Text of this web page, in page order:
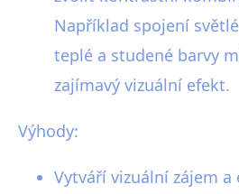
Například spojení
teplé a studené barvy
zajímavý vizuální efekt.
Výhody:
Vytváří vizuální zájem